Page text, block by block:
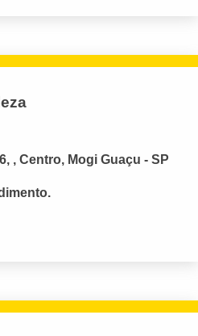
, Centro, Mogi Guaçu - SP